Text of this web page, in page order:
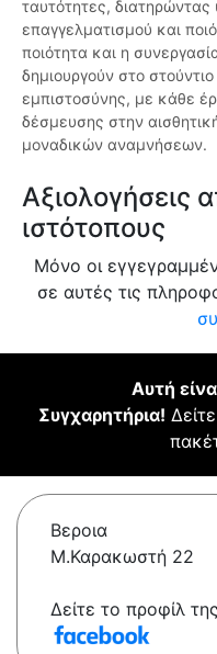
ταυτότητες,
επαγγελματισμού και
ποιότητα και η
δημιουργούν στο
εμπιστοσύνης, με κάθε
δέσμευσης στην
μοναδικών αναμνήσεων.
Αξιολογήσεις
ιστότοπους
Μόνο οι
σε αυτές τις
Αυτή
Συγχαρητήρια!
Βεροια
Μ.Καρακωστή 22
Δείτε το προφίλ